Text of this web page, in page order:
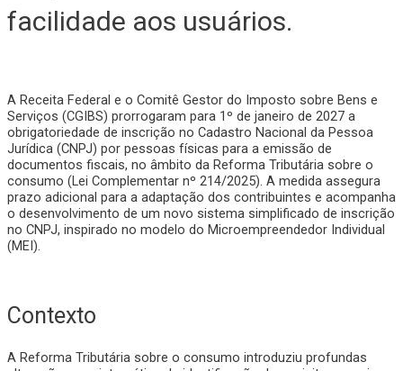
facilidade aos usuários.
A Receita Federal e o Comitê Gestor do Imposto sobre Bens e
Serviços (CGIBS) prorrogaram para 1º de janeiro de 2027 a
obrigatoriedade de inscrição no Cadastro Nacional da Pessoa
Jurídica (CNPJ) por pessoas físicas para a emissão de
documentos fiscais, no âmbito da Reforma Tributária sobre o
consumo (Lei Complementar nº 214/2025). A medida assegura
prazo adicional para a adaptação dos contribuintes e acompanha
o desenvolvimento de um novo sistema simplificado de inscrição
no CNPJ, inspirado no modelo do Microempreendedor Individual
(MEI).
Contexto
A Reforma Tributária sobre o consumo introduziu profundas